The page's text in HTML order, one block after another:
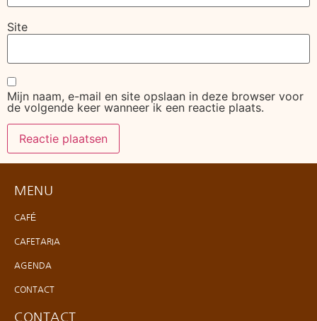
Site
Mijn naam, e-mail en site opslaan in deze browser voor
de volgende keer wanneer ik een reactie plaats.
MENU
CAFÉ
CAFETARIA
AGENDA
CONTACT
CONTACT